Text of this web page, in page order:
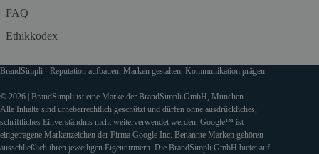
FAQ
Ethikkodex
BrandSimpli - Reputation aufbauen, Marken gestalten, Kommunikation prägen
© 2026 | BrandSimpli ist eine Marke der BrandSimpli GmbH, München.
Alle Inhalte sind urheberrechtlich geschützt und dürfen ohne ausdrückliches,
schriftliches Einverständnis nicht weiterverwendet werden. Google™ ist
eingetragene Markenzeichen der Firma Google Inc. Benannte Marken gehören
ausschließlich ihren jeweiligen Eigentürmern. Die BrandSimpli GmbH bietet auf